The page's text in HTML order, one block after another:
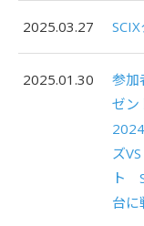
2025.03.27
2025.01.30
参加
ゼン
ズ
ト
台に